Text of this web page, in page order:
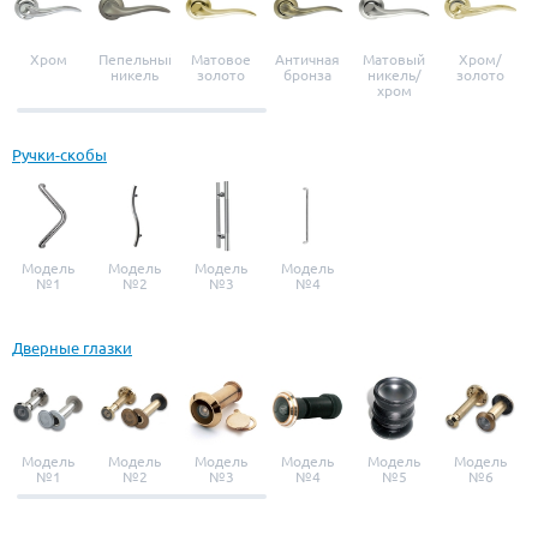
Хром
Пепельный
никель
Матовое
золото
Античная
бронза
Матовый
никель/
хром
Хром/
золото
Ручки-скобы
Модель
№1
Модель
№2
Модель
№3
Модель
№4
Дверные глазки
Модель
№1
Модель
№2
Модель
№3
Модель
№4
Модель
№5
Модель
№6